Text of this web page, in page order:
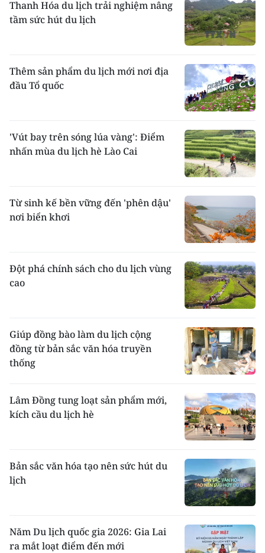
Thanh Hóa du lịch trải nghiệm nâng
tầm sức hút du lịch
Thêm sản phẩm du lịch mới nơi địa
đầu Tổ quốc
'Vút bay trên sóng lúa vàng': Điểm
nhấn mùa du lịch hè Lào Cai
Từ sinh kế bền vững đến 'phên dậu'
nơi biển khơi
Đột phá chính sách cho du lịch vùng
cao
Giúp đồng bào làm du lịch cộng
đồng từ bản sắc văn hóa truyền
thống
Lâm Đồng tung loạt sản phẩm mới,
kích cầu du lịch hè
Bản sắc văn hóa tạo nên sức hút du
lịch
Năm Du lịch quốc gia 2026: Gia Lai
ra mắt loạt điểm đến mới